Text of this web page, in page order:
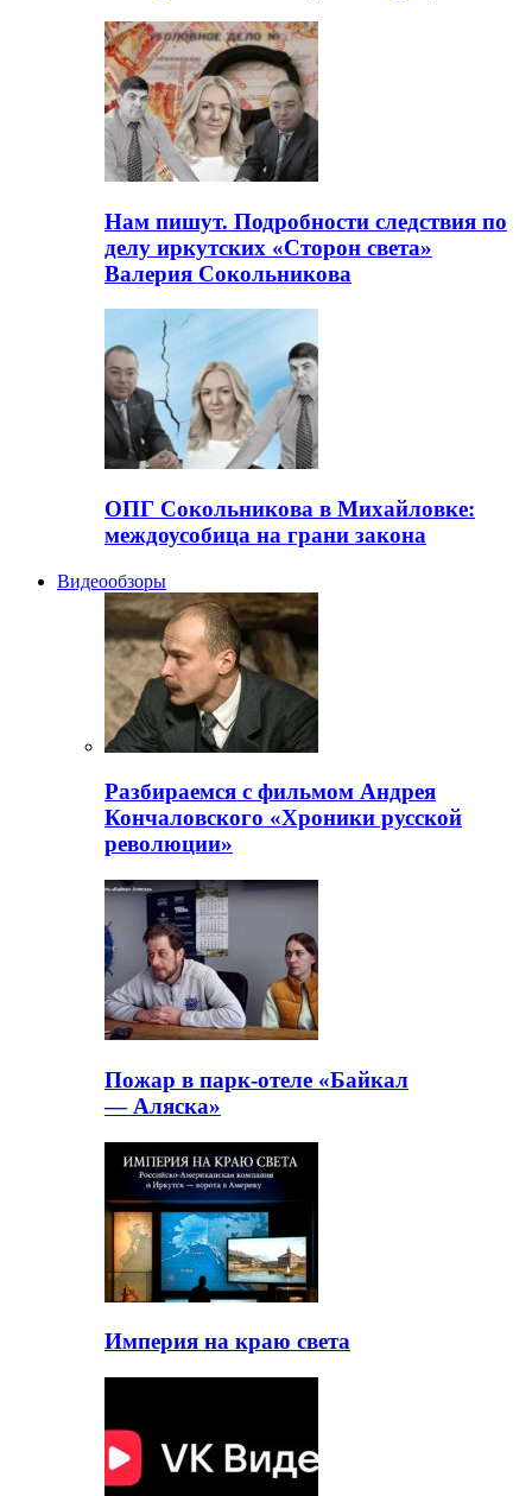
Нам пишут. Подробности следствия по
делу иркутских «Сторон света»
Валерия Сокольникова
ОПГ Сокольникова в Михайловке:
междоусобица на грани закона
Видеообзоры
Разбираемся с фильмом Андрея
Кончаловского «Хроники русской
революции»
Пожар в парк-отеле «Байкал
— Аляска»
Империя на краю света